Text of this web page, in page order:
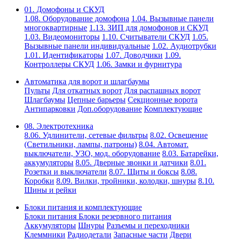
01. Домофоны и СКУД
1.08. Оборудование домофона 1.04. Вызывные панели
многоквартирные 1.13. ЗИП для домофонов и СКУД
1.03. Видеомониторы 1.10. Считыватели СКУД 1.05.
Вызывные панели индивидуальные 1.02. Аудиотрубки
1.01. Идентификаторы 1.07. Доводчики 1.09.
Контроллеры СКУД 1.06. Замки и фурнитура
Автоматика для ворот и шлагбаумы
Пульты Для откатных ворот Для распашных ворот
Шлагбаумы Цепные барьеры Секционные ворота
Антипарковки Доп.оборудование Комплектующие
08. Электротехника
8.06. Удлинители, сетевые фильтры 8.02. Освещение
(Светильники, лампы, патроны) 8.04. Автомат.
выключатели, УЗО, мод. оборудование 8.03. Батарейки,
аккумуляторы 8.05. Дверные звонки и датчики 8.01.
Розетки и выключатели 8.07. Щиты и боксы 8.08.
Коробки 8.09. Вилки, тройники, колодки, шнуры 8.10.
Шины и рейки
Блоки питания и комплектующие
Блоки питания Блоки резервного питания
Аккумуляторы Шнуры Разъемы и переходники
Клеммники Радиодетали Запасные части Двери